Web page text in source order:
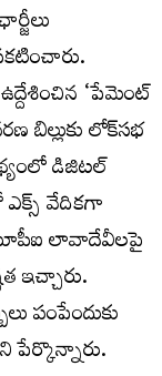
‘పేమెంట్
బిల్లుకు లోక్‌సభ
డిజిటల్‌
వేదికగా
లావాదేవీలపై
ఇచ్చారు.
పంపేందుకు
పేర్కొన్నారు.